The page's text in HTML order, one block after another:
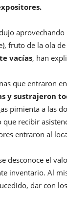
fruto de la ola
vacías, han
que entraron
y sustrajeron
pimienta a las
que recibir
entraron al
desconoce el
inventario. Al
dar con